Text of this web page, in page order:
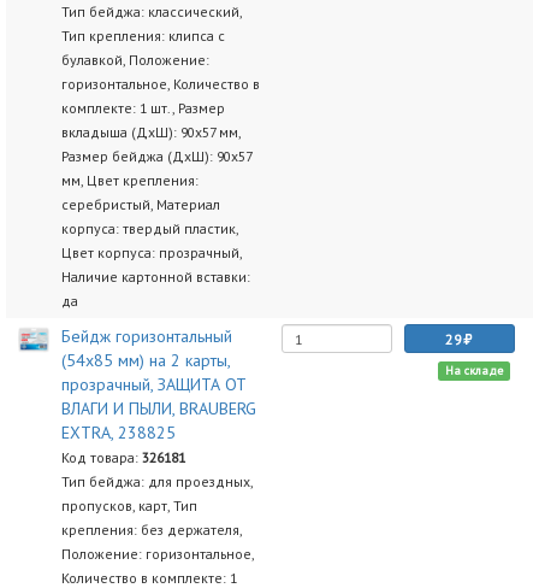
Тип бейджа: классический,
Тип крепления: клипса с
булавкой, Положение:
горизонтальное, Количество в
комплекте: 1 шт., Размер
вкладыша (ДхШ): 90x57 мм,
Размер бейджа (ДхШ): 90x57
мм, Цвет крепления:
серебристый, Материал
корпуса: твердый пластик,
Цвет корпуса: прозрачный,
Наличие картонной вставки:
да
Бейдж горизонтальный
(54х85 мм) на 2 карты,
прозрачный, ЗАЩИТА ОТ
ВЛАГИ И ПЫЛИ, BRAUBERG
EXTRA, 238825
Код товара: 326181
Тип бейджа: для проездных,
пропусков, карт, Тип
крепления: без держателя,
Положение: горизонтальное,
Количество в комплекте: 1
29
На складе